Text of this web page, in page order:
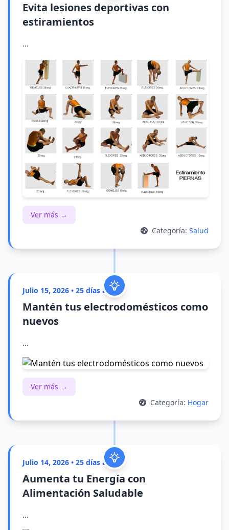
Evita lesiones deportivas con
estiramientos
...
Ver más →
Categoría: Salud
Julio 15, 2026 • 25 días atrás
Mantén tus electrodomésticos como
nuevos
...
Ver más →
Categoría: Hogar
Julio 14, 2026 • 25 días atrás
Aumenta tu Energía con
Alimentación Saludable
...